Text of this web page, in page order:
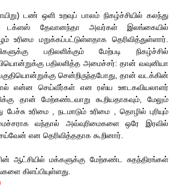
டண் ஒளி உறவுப் பாலம் நிகழ்ச்சியில் கலந்து
தேவானந்தா அவர்கள் இலங்கையில்
உரிமை மறுக்கப்பட்டுள்ளதாக தெரிவித்துள்ளார்.
பதிலளிக்கும் மேற்படி நிகழ்ச்சில்
பதிலளித்த அமைச்சர்: தான் வவுனியா
சென்றிருந்தபோது, தான் வடக்கின்
என்ன செய்வீர்கள் என ரஸ்ய ஊடகவியலாளர்
தான் மேற்கண்டவாறு கூறியதாகவும், மேலும்
உரிமை , நடமாடும் உரிமை , தொழில் புரியும்
வந்தால் அவ்வுரிமைகளை ஒரே இரவில்
என தெரிவித்ததாக கூறினார்.
ஆட்சியில் மக்களுக்கு மேற்கண்ட சுதந்திரங்கள்
கிளப்பியுள்ளது.